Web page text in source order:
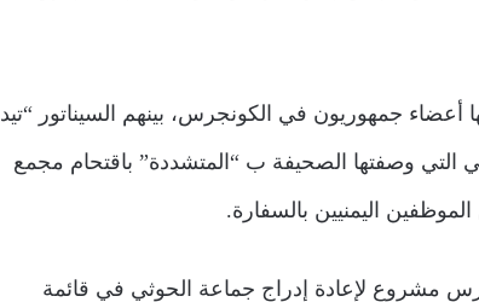
جمهوريون في الكونجرس، بينهم السيناتور “تيد
وصفتها الصحيفة ب “المتشددة” باقتحام مجمع
اليمنيين بالسفارة.
مشروع لإعادة إدراج جماعة الحوثي في قائمة